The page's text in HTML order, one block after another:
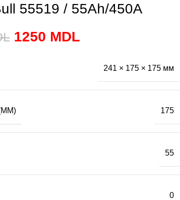
55519 / 55Ah/450A
1250 MDL
241 × 175 × 175 мм
175
55
0